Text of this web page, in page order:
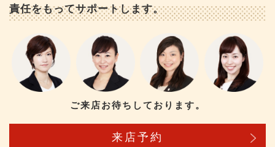
責任をもってサポートします。
ご来店お待ちしております。
来店予約